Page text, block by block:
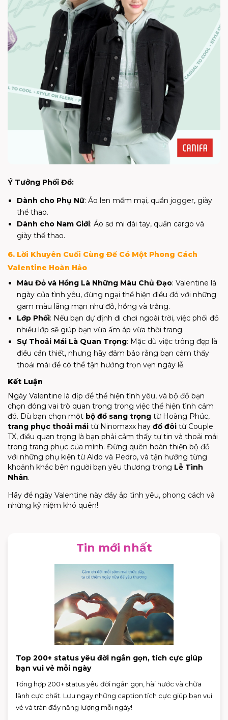
Ý Tưởng Phối Đồ:
Dành cho Phụ Nữ: Áo len mềm mại, quần jogger, giày
thể thao.
Dành cho Nam Giới: Áo sơ mi dài tay, quần cargo và
giày thể thao.
6. Lời Khuyên Cuối Cùng Để Có Một Phong Cách
Valentine Hoàn Hảo
Màu Đỏ và Hồng Là Những Màu Chủ Đạo: Valentine là
ngày của tình yêu, đừng ngại thể hiện điều đó với những
gam màu lãng mạn như đỏ, hồng và trắng.
Lớp Phối: Nếu bạn dự định đi chơi ngoài trời, việc phối đồ
nhiều lớp sẽ giúp bạn vừa ấm áp vừa thời trang.
Sự Thoải Mái Là Quan Trọng: Mặc dù việc trông đẹp là
điều cần thiết, nhưng hãy đảm bảo rằng bạn cảm thấy
thoải mái để có thể tận hưởng trọn vẹn ngày lễ.
Kết Luận
Ngày Valentine là dịp để thể hiện tình yêu, và bộ đồ bạn
chọn đóng vai trò quan trọng trong việc thể hiện tình cảm
đó. Dù bạn chọn một bộ đồ sang trọng từ Hoàng Phúc,
trang phục thoải mái từ Ninomaxx hay đồ đôi từ Couple
TX, điều quan trọng là bạn phải cảm thấy tự tin và thoải mái
trong trang phục của mình. Đừng quên hoàn thiện bộ đồ
với những phụ kiện từ Aldo và Pedro, và tận hưởng từng
khoảnh khắc bên người bạn yêu thương trong Lễ Tình
Nhân.
Hãy để ngày Valentine này đầy ắp tình yêu, phong cách và
những kỷ niệm khó quên!
Tin mới nhất
Top 200+ status yêu đời ngắn gọn, tích cực giúp
bạn vui vẻ mỗi ngày
Tổng hợp 200+ status yêu đời ngắn gọn, hài hước và chữa
lành cực chất. Lưu ngay những caption tích cực giúp bạn vui
vẻ và tràn đầy năng lượng mỗi ngày!